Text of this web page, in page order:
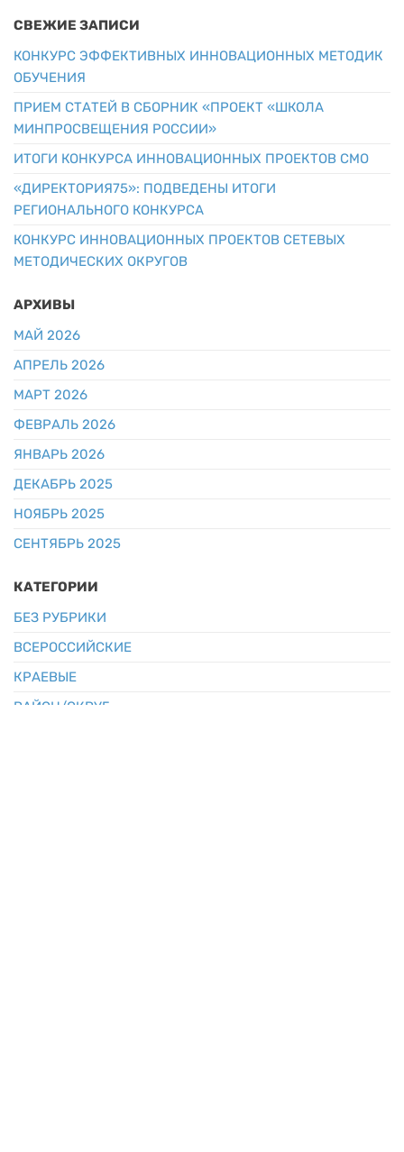
СВЕЖИЕ ЗАПИСИ
КОНКУРС ЭФФЕКТИВНЫХ ИННОВАЦИОННЫХ МЕТОДИК
ОБУЧЕНИЯ
ПРИЕМ СТАТЕЙ В СБОРНИК «ПРОЕКТ «ШКОЛА
МИНПРОСВЕЩЕНИЯ РОССИИ»
ИТОГИ КОНКУРСА ИННОВАЦИОННЫХ ПРОЕКТОВ СМО
«ДИРЕКТОРИЯ75»: ПОДВЕДЕНЫ ИТОГИ
РЕГИОНАЛЬНОГО КОНКУРСА
КОНКУРС ИННОВАЦИОННЫХ ПРОЕКТОВ СЕТЕВЫХ
МЕТОДИЧЕСКИХ ОКРУГОВ
АРХИВЫ
МАЙ 2026
АПРЕЛЬ 2026
МАРТ 2026
ФЕВРАЛЬ 2026
ЯНВАРЬ 2026
ДЕКАБРЬ 2025
НОЯБРЬ 2025
СЕНТЯБРЬ 2025
КАТЕГОРИИ
БЕЗ РУБРИКИ
ВСЕРОССИЙСКИЕ
КРАЕВЫЕ
РАЙОН/ОКРУГ